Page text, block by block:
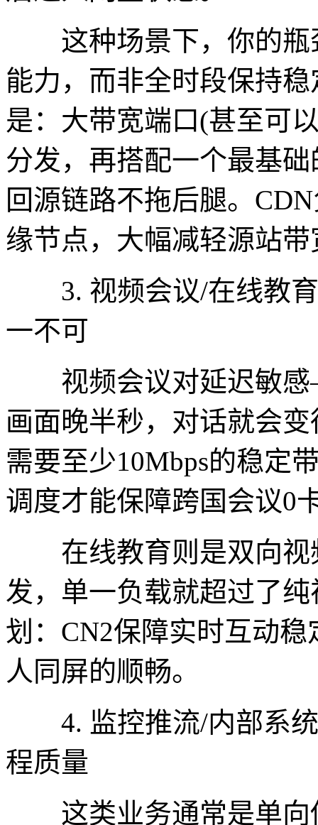
这种场景下，你的瓶
能力，而非全时段保持
是：大带宽端口(甚至可
分发，再搭配一个最基
回源链路不拖后腿。
缘节点，大幅减轻源站
3. 视频会议/在线教育
一不可
视频会议对延迟敏感
画面晚半秒，对话就会
需要至少10Mbps的稳定
调度才能保障跨国会议0
在线教育则是双向视
发，单一负载就超过了
划：CN2保障实时互动
人同屏的顺畅。
4. 监控推流/内部系统
程质量
这类业务通常是单向